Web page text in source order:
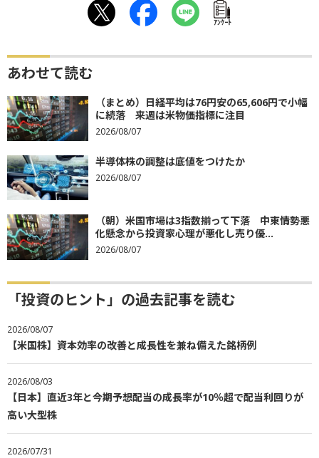
ｱﾝｹｰﾄ
あわせて読む
（まとめ）日経平均は76円安の65,606円で小幅
に続落 来週は米物価指標に注目
2026/08/07
半導体株の調整は底値をつけたか
2026/08/07
（朝）米国市場は3指数揃って下落 中東情勢悪
化懸念から投資家心理が悪化し売り優...
2026/08/07
「投資のヒント」の過去記事を読む
2026/08/07
【米国株】資本効率の改善と成長性を兼ね備えた銘柄例
2026/08/03
【日本】直近3年と今期予想配当の成長率が10％超で配当利回りが
高い大型株
2026/07/31